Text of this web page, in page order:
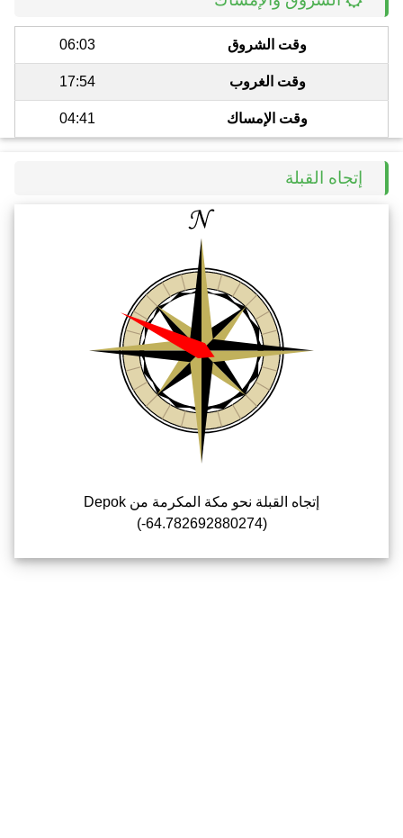
وقت الشروق 06:03
وقت الغروب 17:54
وقت الإمساك 04:41
إتجاه القبلة
إتجاه القبلة نحو مكة المكرمة من Depok
(-64.782692880274)